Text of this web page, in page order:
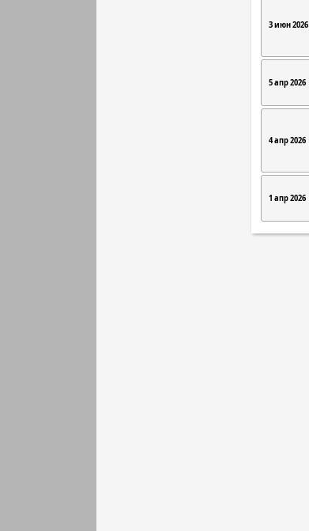
3 июн 2026
5 апр 2026
4 апр 2026
1 апр 2026